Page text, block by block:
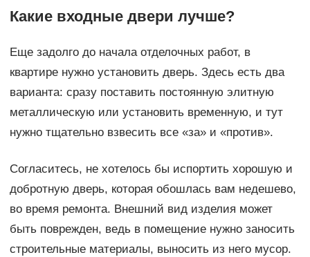
Какие входные двери лучше?
Еще задолго до начала отделочных работ, в
квартире нужно установить дверь. Здесь есть два
варианта: сразу поставить постоянную элитную
металлическую или установить временную, и тут
нужно тщательно взвесить все «за» и «против».
Согласитесь, не хотелось бы испортить хорошую и
добротную дверь, которая обошлась вам недешево,
во время ремонта. Внешний вид изделия может
быть поврежден, ведь в помещение нужно заносить
строительные материалы, выносить из него мусор.